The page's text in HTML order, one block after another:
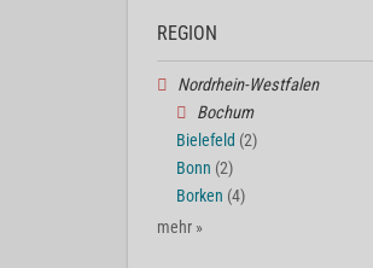
REGION
Nordrhein-Westfalen
Bochum
Bielefeld (2)
Bonn (2)
Borken (4)
mehr »